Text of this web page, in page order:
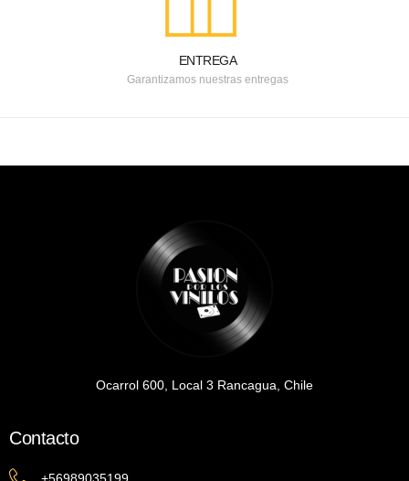
ENTREGA
Garantizamos nuestras entregas
Ocarrol 600, Local 3 Rancagua, Chile
Contacto
+56989035199